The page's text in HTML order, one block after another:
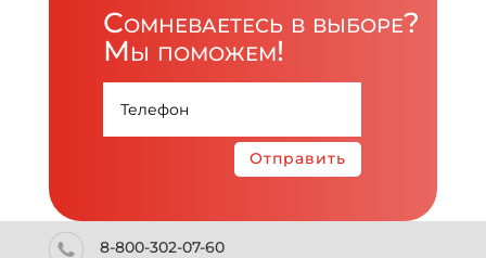
Сомневаетесь в выборе?
Мы поможем!
Отправить
8-800-302-07-60